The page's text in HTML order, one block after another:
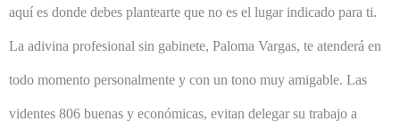
aquí es donde debes plantearte que no es el lugar indicado para ti.
La adivina profesional sin gabinete, Paloma Vargas, te atenderá en
todo momento personalmente y con un tono muy amigable. Las
videntes 806 buenas y económicas, evitan delegar su trabajo a